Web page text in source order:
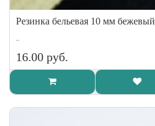
Резинка бельевая 10 мм бежевый
..
16.00 руб.